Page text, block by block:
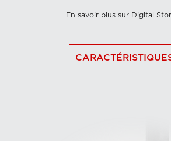
En savoir plus sur Digital